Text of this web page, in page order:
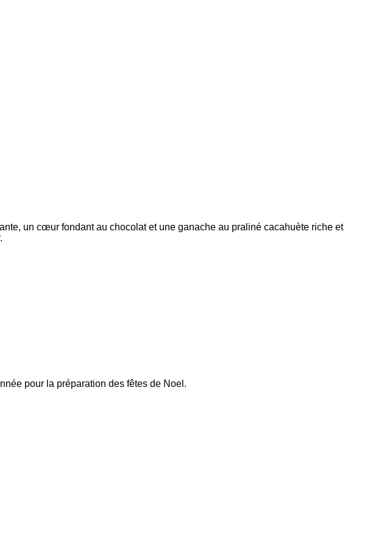
un cœur fondant au chocolat et une ganache au praliné cacahuète riche et
pour la préparation des fêtes de Noel.